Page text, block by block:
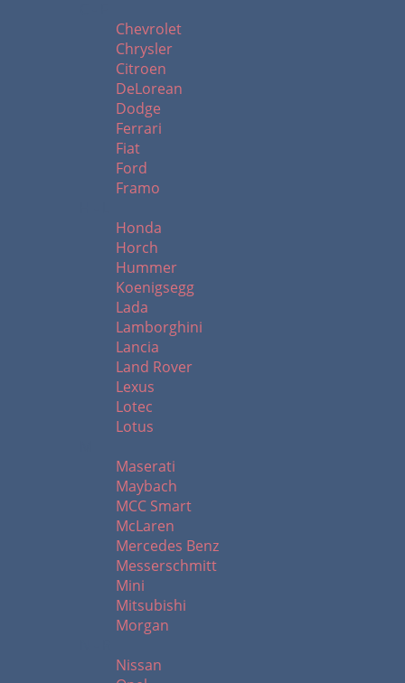
Chevrolet
Chrysler
Citroen
DeLorean
Dodge
Ferrari
Fiat
Ford
Framo
Honda
Horch
Hummer
Koenigsegg
Lada
Lamborghini
Lancia
Land Rover
Lexus
Lotec
Lotus
Maserati
Maybach
MCC Smart
McLaren
Mercedes Benz
Messerschmitt
Mini
Mitsubishi
Morgan
Nissan